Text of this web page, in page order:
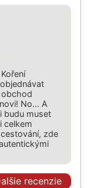
obchod
No... A
budu muset
celkem
zde
recenzie